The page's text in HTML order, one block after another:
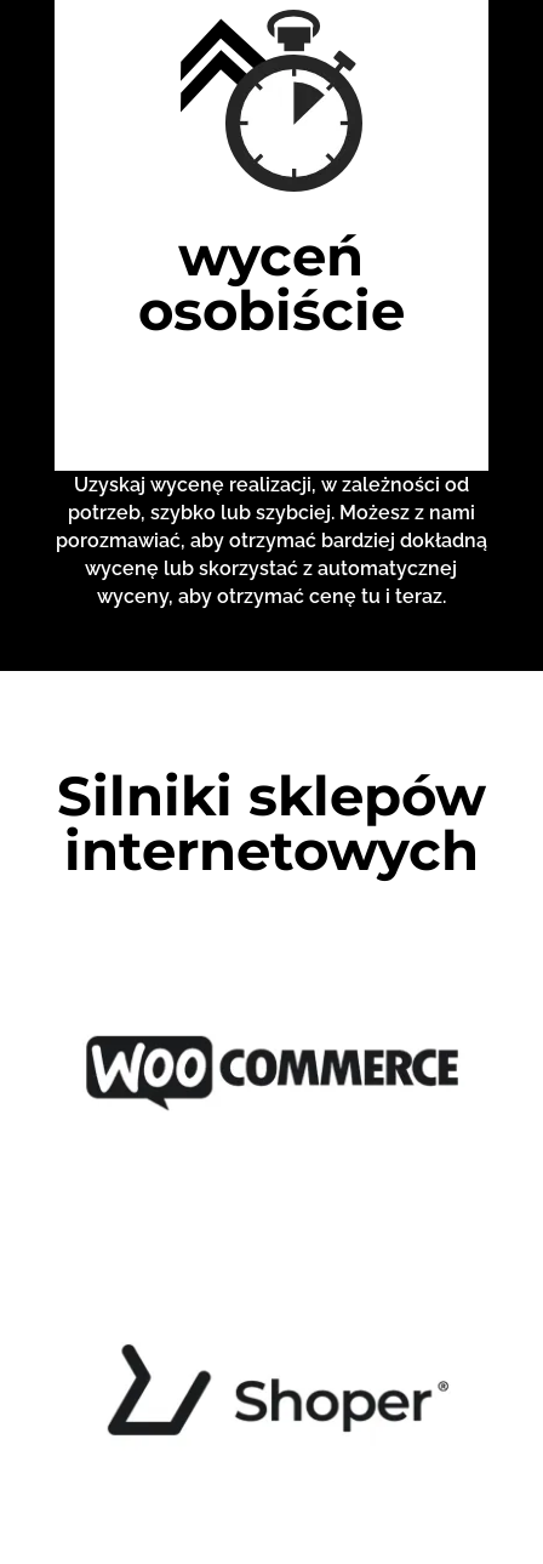
wyceń
osobiście
Uzyskaj wycenę realizacji, w zależności od
potrzeb, szybko lub szybciej. Możesz z nami
porozmawiać, aby otrzymać bardziej dokładną
wycenę lub skorzystać z automatycznej
wyceny, aby otrzymać cenę tu i teraz.
Silniki sklepów
internetowych